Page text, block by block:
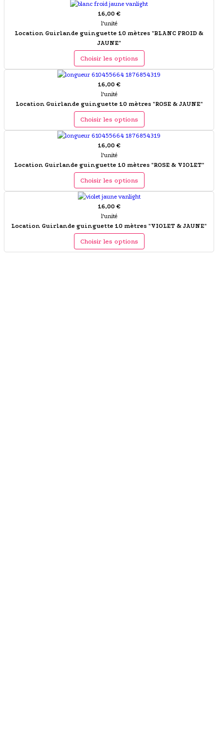
16,00 €
l'unité
Location Guirlande guinguette 10 mètres "BLANC FROID &
JAUNE"
Choisir les options
16,00 €
l'unité
Location Guirlande guinguette 10 mètres "ROSE & JAUNE"
Choisir les options
16,00 €
l'unité
Location Guirlande guinguette 10 mètres "ROSE & VIOLET"
Choisir les options
16,00 €
l'unité
Location Guirlande guinguette 10 mètres "VIOLET & JAUNE"
Choisir les options